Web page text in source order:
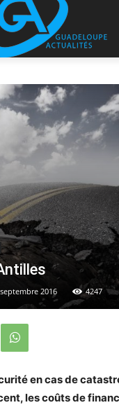
2016 4247
en cas de
les coûts de